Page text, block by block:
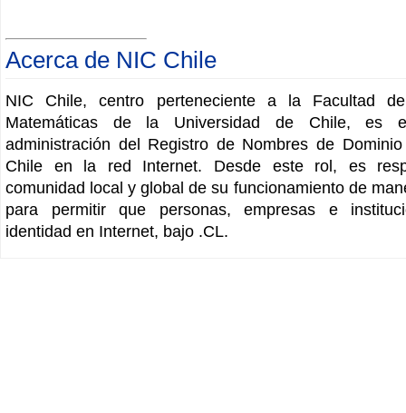
Acerca de NIC Chile
NIC Chile, centro perteneciente a la Facultad
Matemáticas de la Universidad de Chile, es
administración del Registro de Nombres de
Chile en la red Internet. Desde este rol, es
comunidad local y global de su funcionamiento de
para permitir que personas, empresas e
identidad en Internet, bajo .CL.